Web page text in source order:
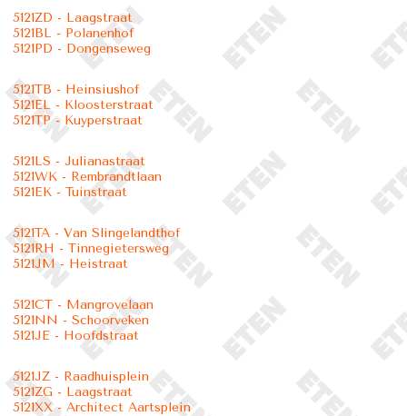
5121ZD - Laagstraat
5121BL - Polanenhof
5121PD - Dongenseweg
5121TB - Heinsiushof
5121EL - Kloosterstraat
5121TP - Kuyperstraat
5121LS - Julianastraat
5121WK - Rembrandtlaan
5121EK - Tuinstraat
5121TA - Van Slingelandthof
5121RH - Tinnegietersweg
5121JM - Heistraat
5121CT - Mangrovelaan
5121NN - Schoorveken
5121JE - Hoofdstraat
5121JZ - Raadhuisplein
5121ZG - Laagstraat
5121XX - Architect Aartsplein